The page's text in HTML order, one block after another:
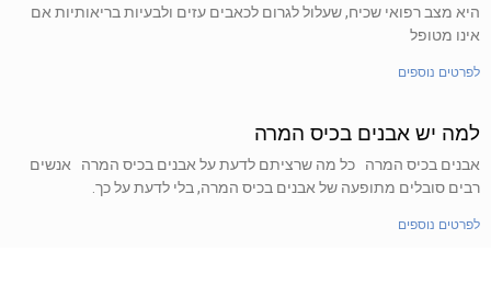
היא מצב רפואי שכיח, שעלול לגרום לכאבים עזים ולבעיות בריאותיות אם
אינו מטופל
לפרטים נוספים
למה יש אבנים בכיס המרה
אבנים בכיס המרה כל מה שרציתם לדעת על אבנים בכיס המרה אנשים
רבים סובלים מתופעה של אבנים בכיס המרה, בלי לדעת על כך.
לפרטים נוספים